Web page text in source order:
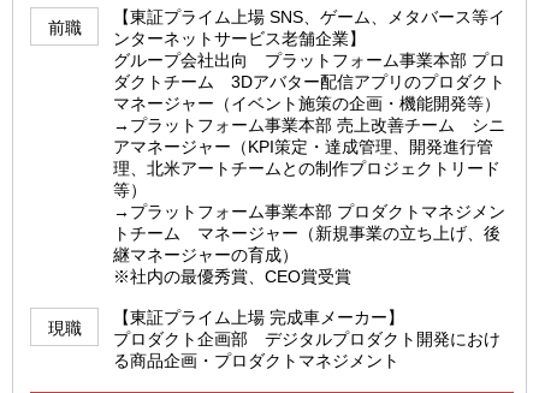
前職
【東証プライム上場 SNS、ゲーム、メタバース等イ
ンターネットサービス老舗企業】
グループ会社出向 プラットフォーム事業本部 プロ
ダクトチーム 3Dアバター配信アプリのプロダクト
マネージャー（イベント施策の企画・機能開発等）
→プラットフォーム事業本部 売上改善チーム シニ
アマネージャー（KPI策定・達成管理、開発進行管
理、北米アートチームとの制作プロジェクトリード
等）
→プラットフォーム事業本部 プロダクトマネジメン
トチーム マネージャー（新規事業の立ち上げ、後
継マネージャーの育成）
※社内の最優秀賞、CEO賞受賞
現職
【東証プライム上場 完成車メーカー】
プロダクト企画部 デジタルプロダクト開発におけ
る商品企画・プロダクトマネジメント